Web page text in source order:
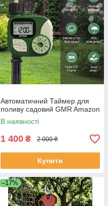
Автоматичний Таймер для
поливу садовий GMR Amazon
В наявності
1 400 ₴ 2 000 ₴
Купити
–17%